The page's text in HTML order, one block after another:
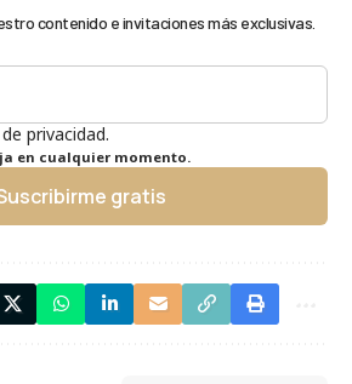
contenido e invitaciones más exclusivas.
privacidad.
en cualquier momento.
gratis